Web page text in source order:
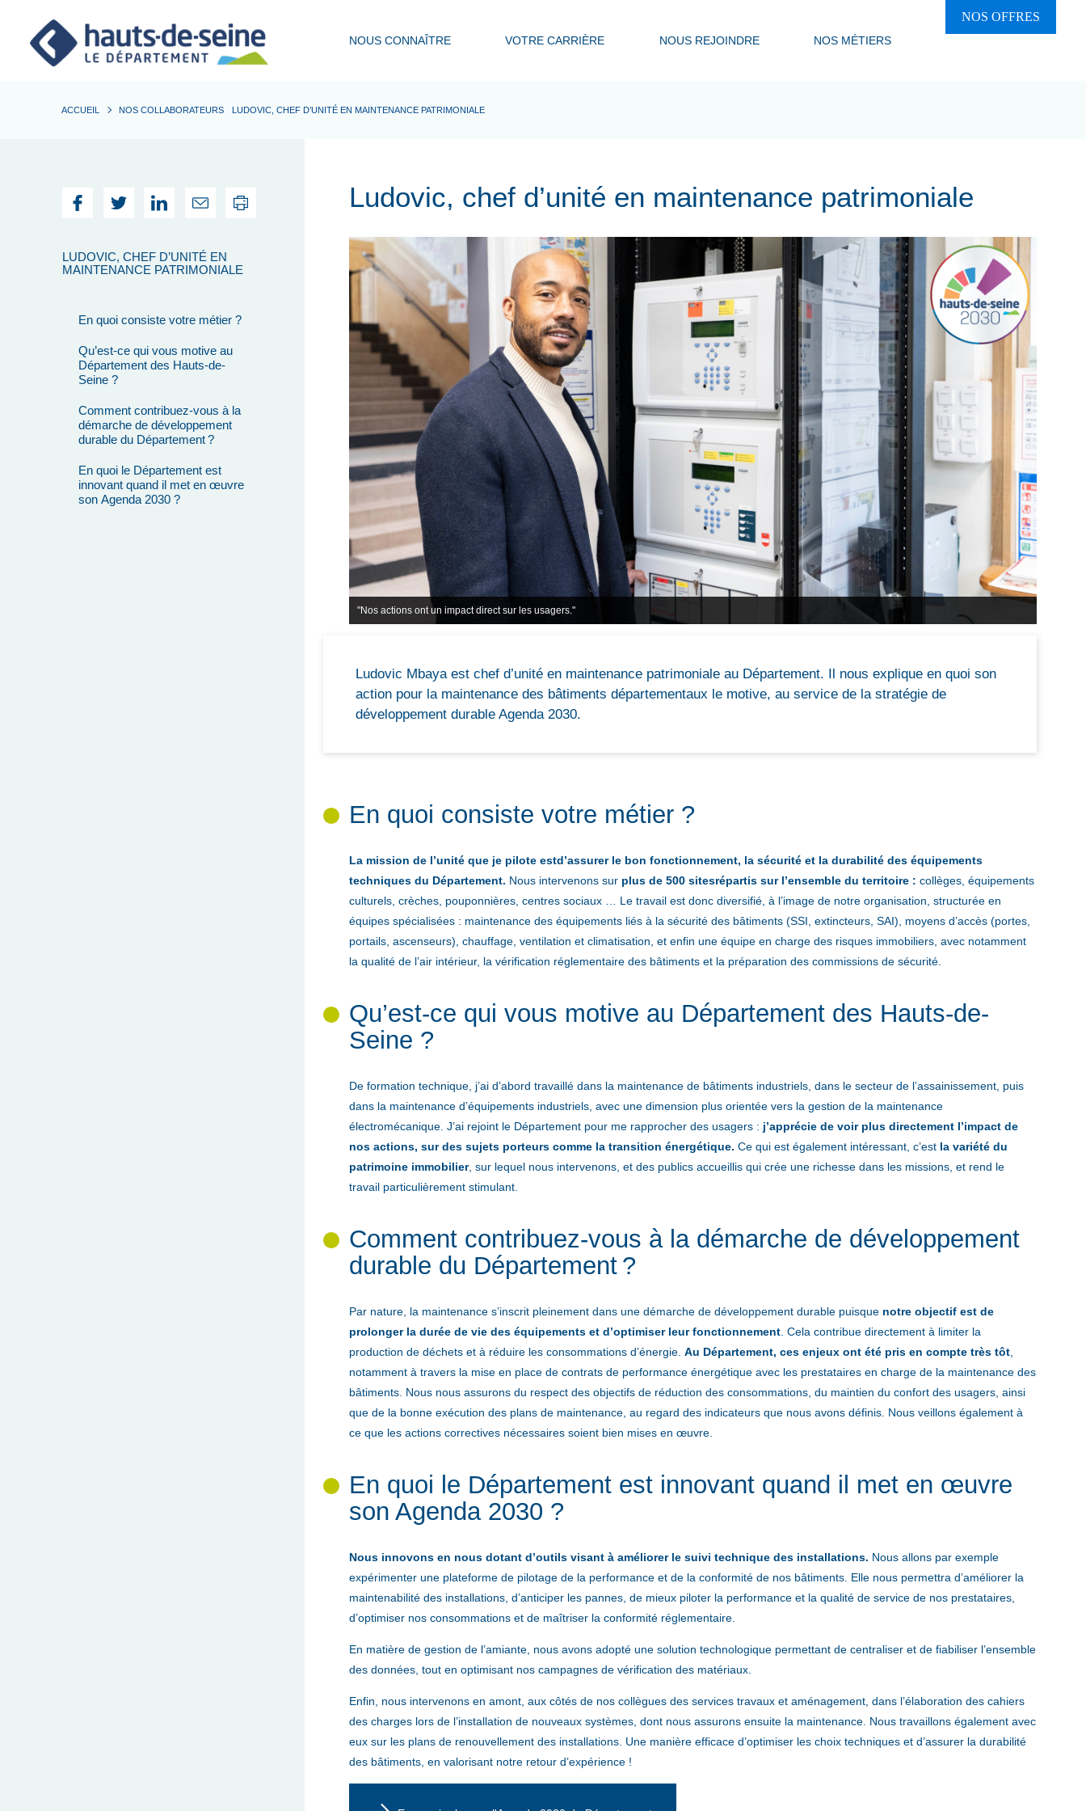
NOUS CONNAÎTRE VOTRE CARRIÈRE NOUS REJOINDRE NOS MÉTIERS
NOS OFFRES
ACCUEIL NOS COLLABORATEURS LUDOVIC, CHEF D’UNITÉ EN MAINTENANCE PATRIMONIALE
LUDOVIC, CHEF D’UNITÉ EN
MAINTENANCE PATRIMONIALE
En quoi consiste votre métier ?
Qu’est-ce qui vous motive au
Département des Hauts-de-
Seine ?
Comment contribuez-vous à la
démarche de développement
durable du Département ?
En quoi le Département est
innovant quand il met en œuvre
son Agenda 2030 ?
Ludovic, chef d’unité en maintenance patrimoniale
"Nos actions ont un impact direct sur les usagers."
Ludovic Mbaya est chef d’unité en maintenance patrimoniale au Département. Il nous explique en quoi son
action pour la maintenance des bâtiments départementaux le motive, au service de la stratégie de
développement durable Agenda 2030.
En quoi consiste votre métier ?
La mission de l’unité que je pilote estd’assurer le bon fonctionnement, la sécurité et la durabilité des équipements
techniques du Département. Nous intervenons sur plus de 500 sitesrépartis sur l’ensemble du territoire : collèges, équipements
culturels, crèches, pouponnières, centres sociaux … Le travail est donc diversifié, à l’image de notre organisation, structurée en
équipes spécialisées : maintenance des équipements liés à la sécurité des bâtiments (SSI, extincteurs, SAI), moyens d’accès (portes,
portails, ascenseurs), chauffage, ventilation et climatisation, et enfin une équipe en charge des risques immobiliers, avec notamment
la qualité de l’air intérieur, la vérification réglementaire des bâtiments et la préparation des commissions de sécurité.
Qu’est-ce qui vous motive au Département des Hauts-de-
Seine ?
De formation technique, j’ai d’abord travaillé dans la maintenance de bâtiments industriels, dans le secteur de l’assainissement, puis
dans la maintenance d’équipements industriels, avec une dimension plus orientée vers la gestion de la maintenance
électromécanique. J’ai rejoint le Département pour me rapprocher des usagers : j’apprécie de voir plus directement l’impact de
nos actions, sur des sujets porteurs comme la transition énergétique. Ce qui est également intéressant, c’est la variété du
patrimoine immobilier, sur lequel nous intervenons, et des publics accueillis qui crée une richesse dans les missions, et rend le
travail particulièrement stimulant.
Comment contribuez-vous à la démarche de développement
durable du Département ?
Par nature, la maintenance s’inscrit pleinement dans une démarche de développement durable puisque notre objectif est de
prolonger la durée de vie des équipements et d’optimiser leur fonctionnement . Cela contribue directement à limiter la
production de déchets et à réduire les consommations d’énergie. Au Département, ces enjeux ont été pris en compte très tôt
notamment à travers la mise en place de contrats de performance énergétique avec les prestataires en charge de la maintenance des
bâtiments. Nous nous assurons du respect des objectifs de réduction des consommations, du maintien du confort des usagers, ainsi
que de la bonne exécution des plans de maintenance, au regard des indicateurs que nous avons définis. Nous veillons également à
ce que les actions correctives nécessaires soient bien mises en œuvre.
En quoi le Département est innovant quand il met en œuvre
son Agenda 2030 ?
Nous innovons en nous dotant d’outils visant à améliorer le suivi technique des installations. Nous allons par exemple
expérimenter une plateforme de pilotage de la performance et de la conformité de nos bâtiments. Elle nous permettra d’améliorer la
maintenabilité des installations, d’anticiper les pannes, de mieux piloter la performance et la qualité de service de nos prestataires,
d’optimiser nos consommations et de maîtriser la conformité réglementaire.
En matière de gestion de l’amiante, nous avons adopté une solution technologique permettant de centraliser et de fiabiliser l’ensemble
des données, tout en optimisant nos campagnes de vérification des matériaux.
Enfin, nous intervenons en amont, aux côtés de nos collègues des services travaux et aménagement, dans l’élaboration des cahiers
des charges lors de l’installation de nouveaux systèmes, dont nous assurons ensuite la maintenance. Nous travaillons également avec
eux sur les plans de renouvellement des installations. Une manière efficace d’optimiser les choix techniques et d’assurer la durabilité
des bâtiments, en valorisant notre retour d’expérience !